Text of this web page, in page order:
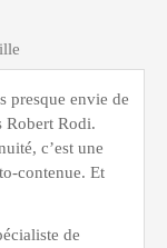
presque envie de
Robert Rodi.
c’est une
contenue. Et
de